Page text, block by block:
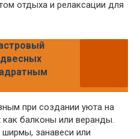
отдыха и релаксации для
при создании уюта на
балконы или веранды.
занавеси или